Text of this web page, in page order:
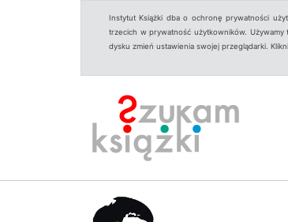
Instytut Książki dba o ochronę prywatności
trzecich w prywatność użytkowników. Używamy
dysku zmień ustawienia swojej przeglądarki.